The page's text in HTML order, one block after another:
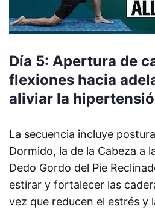
Día 5: Apertura de
flexiones hacia
aliviar la
La secuencia incluye
Dormido, la de la Cabeza a
Dedo Gordo del Pie
estirar y fortalecer las
vez que reducen el estrés y